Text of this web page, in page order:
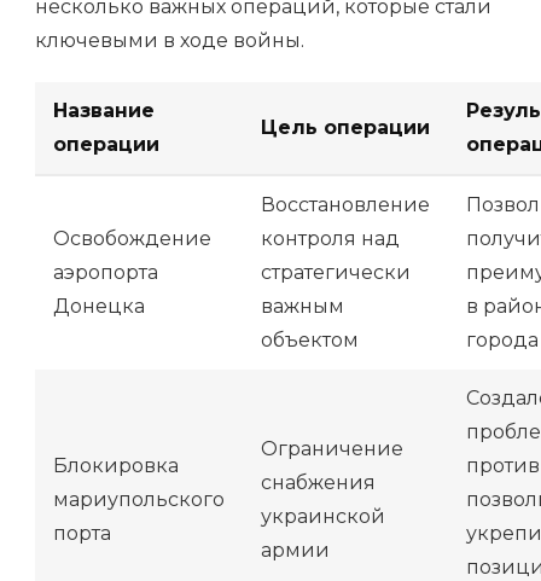
несколько важных операций, которые стали
ключевыми в ходе войны.
Название
операции
Цель операции
Освобождение
аэропорта
Донецка
Восстановление
контроля над
стратегически
важным
объектом
в
города
Блокировка
мариупольского
порта
Ограничение
снабжения
украинской
армии